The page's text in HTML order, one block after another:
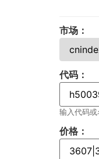
市场：
代码：
输入代码
价格：